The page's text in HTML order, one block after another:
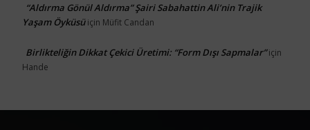
“Aldırma Gönül Aldırma” Şairi Sabahattin Ali’nin Trajik
Yaşam Öyküsüiçin Müfit Candan
Birlikteliğin Dikkat Çekici Üretimi: “Form Dışı Sapmalar”için
Hande